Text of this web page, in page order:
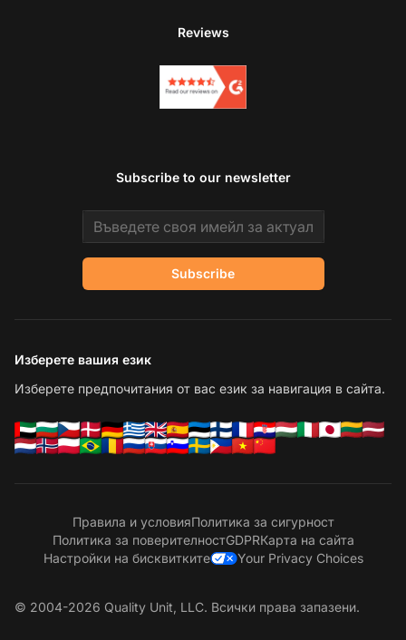
Reviews
Subscribe to our newsletter
Email address
Subscribe
Изберете вашия език
Изберете предпочитания от вас език за навигация в сайта.
Правила и условияПолитика за сигурност
Политика за поверителностGDPRКарта на сайта
Настройки на бисквитките
Your Privacy Choices
© 2004-2026 Quality Unit, LLC. Всички права запазени.